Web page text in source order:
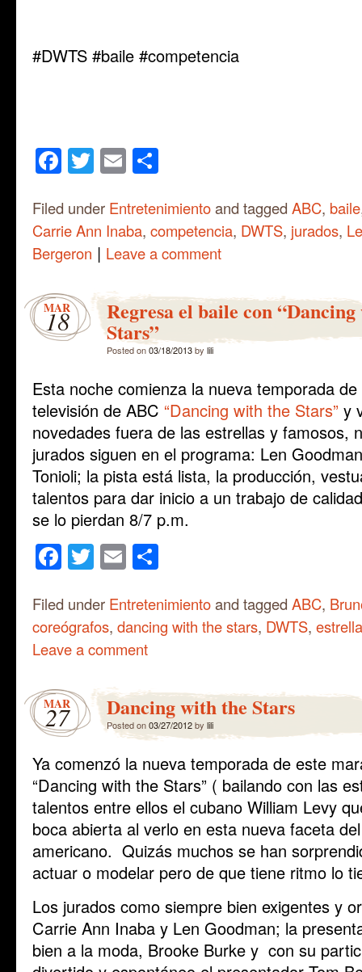
#DWTS #baile #competencia
Facebook
Twitter
Email
Filed under Entretenimientoand tagged ABC, baile
Carrie Ann Inaba, competencia, DWTS, jurados,
Bergeron | Leave a comment
MAR
18 Regresa el baile con
Stars”
Posted on03/18/2013by lili
Esta noche comienza la nueva temporada
televisión de ABC “Dancing with the Stars” y
novedades fuera de las estrellas y famosos,
jurados siguen en el programa: Len
Tonioli; la pista está lista, la producción,
talentos para dar inicio a un trabajo de
se lo pierdan 8/7 p.m.
Facebook
Twitter
Email
Filed under Entretenimientoand tagged ABC,
coreógrafos, dancing with the stars, DWTS,
Leave a comment
MAR
27 Dancing with the Stars
Posted on03/27/2012by lili
Ya comenzó la nueva temporada de este
“Dancing with the Stars” ( bailando con las
talentos entre ellos el cubano William Levy
boca abierta al verlo en esta nueva faceta
americano. Quizás muchos se han
actuar o modelar pero de que tiene ritmo lo
Los jurados como siempre bien exigentes y
Carrie Ann Inaba y Len Goodman; la
bien a la moda, Brooke Burke y con su